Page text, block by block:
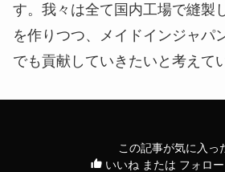
す。我々は全て国内工場で縫製
を作りつつ、メイドインジャパ
でも貢献していきたいと考えて
この記事が気に入っ
いいね または フォロー